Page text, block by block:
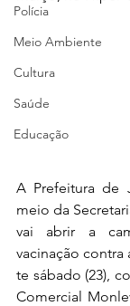
Polícia
Meio Ambiente
Cultura
Saúde
Educação
A Prefeitura de
meio da
vai abrir a
vacinação contra
te sábado (23),
Comercial